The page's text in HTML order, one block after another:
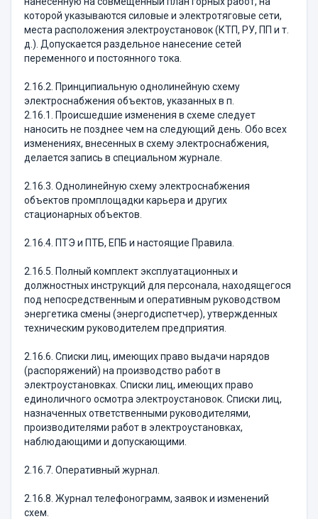
которой указываются силовые и электротяговые сети,
места расположения электроустановок (КТП, РУ, ПП и т.
д.). Допускается раздельное нанесение сетей
переменного и постоянного тока.
2.16.2. Принципиальную однолинейную схему
электроснабжения объектов, указанных в п.
2.16.1. Происшедшие изменения в схеме следует
наносить не позднее чем на следующий день. Обо всех
изменениях, внесенных в схему электроснабжения,
делается запись в специальном журнале.
2.16.3. Однолинейную схему электроснабжения
объектов промплощадки карьера и других
стационарных объектов.
2.16.4. ПТЭ и ПТБ, ЕПБ и настоящие Правила.
2.16.5. Полный комплект эксплуатационных и
должностных инструкций для персонала, находящегося
под непосредственным и оперативным руководством
энергетика смены (энергодиспетчер), утвержденных
техническим руководителем предприятия.
2.16.6. Списки лиц, имеющих право выдачи нарядов
(распоряжений) на производство работ в
электроустановках. Списки лиц, имеющих право
единоличного осмотра электроустановок. Списки лиц,
назначенных ответственными руководителями,
производителями работ в электроустановках,
наблюдающими и допускающими.
2.16.7. Оперативный журнал.
2.16.8. Журнал телефонограмм, заявок и изменений
схем.